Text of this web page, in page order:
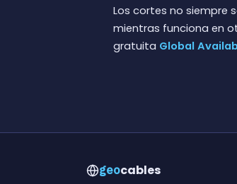
Los cortes no siempre
mientras funciona en
gratuita Global
geocables